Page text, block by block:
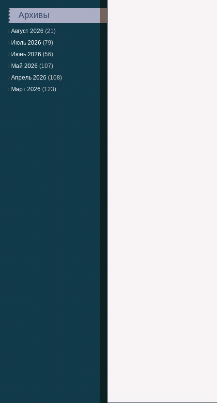
Архивы
Август 2026 (21)
Июль 2026 (79)
Июнь 2026 (56)
Май 2026 (107)
Апрель 2026 (108)
Март 2026 (123)